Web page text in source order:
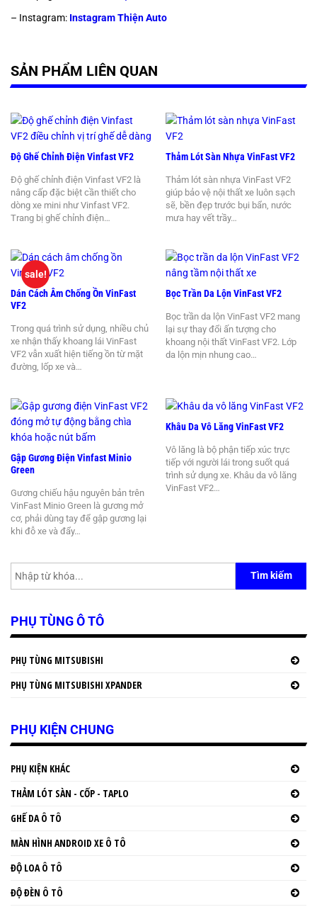
– Instagram: Instagram Thiện Auto
SẢN PHẨM LIÊN QUAN
Độ Ghế Chỉnh Điện Vinfast VF2
Độ ghế chỉnh điện Vinfast VF2 là
nâng cấp đặc biệt cần thiết cho
dòng xe mini như Vinfast VF2.
Trang bị ghế chỉnh điện…
Thảm Lót Sàn Nhựa VinFast VF2
Thảm lót sàn nhựa VinFast VF2
giúp bảo vệ nội thất xe luôn sạch
sẽ, bền đẹp trước bụi bẩn, nước
mưa hay vết trầy…
Dán Cách Âm Chống Ồn VinFast
VF2
Trong quá trình sử dụng, nhiều chủ
xe nhận thấy khoang lái VinFast
VF2 vẫn xuất hiện tiếng ồn từ mặt
đường, lốp xe và…
sale!
Bọc Trần Da Lộn VinFast VF2
Bọc trần da lộn VinFast VF2 mang
lại sự thay đổi ấn tượng cho
khoang nội thất VinFast VF2. Lớp
da lộn mịn nhung cao…
Gập Gương Điện Vinfast Minio
Green
Gương chiếu hậu nguyên bản trên
VinFast Minio Green là gương mở
cơ, phải dùng tay để gập gương lại
khi đỗ xe và đẩy…
Khâu Da Vô Lăng VinFast VF2
Vô lăng là bộ phận tiếp xúc trực
tiếp với người lái trong suốt quá
trình sử dụng xe. Khâu da vô lăng
VinFast VF2…
Tìm kiếm
PHỤ TÙNG Ô TÔ
PHỤ TÙNG MITSUBISHI
PHỤ TÙNG MITSUBISHI XPANDER
PHỤ KIỆN CHUNG
PHỤ KIỆN KHÁC
THẢM LÓT SÀN - CỐP - TAPLO
GHẾ DA Ô TÔ
MÀN HÌNH ANDROID XE Ô TÔ
ĐỘ LOA Ô TÔ
ĐỘ ĐÈN Ô TÔ